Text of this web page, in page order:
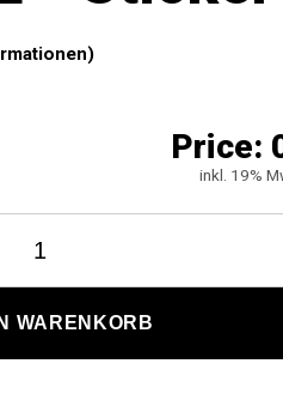
Price:
inkl. 19%
WARENKORB